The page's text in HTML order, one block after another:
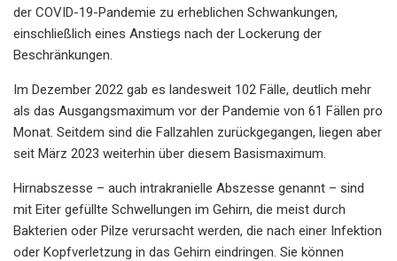
der COVID-19-Pandemie zu erheblichen Schwankungen,
einschließlich eines Anstiegs nach der Lockerung der
Beschränkungen.
Im Dezember 2022 gab es landesweit 102 Fälle, deutlich mehr
als das Ausgangsmaximum vor der Pandemie von 61 Fällen pro
Monat. Seitdem sind die Fallzahlen zurückgegangen, liegen aber
seit März 2023 weiterhin über diesem Basismaximum.
Hirnabszesse – auch intrakranielle Abszesse genannt – sind
mit Eiter gefüllte Schwellungen im Gehirn, die meist durch
Bakterien oder Pilze verursacht werden, die nach einer Infektion
oder Kopfverletzung in das Gehirn eindringen. Sie können